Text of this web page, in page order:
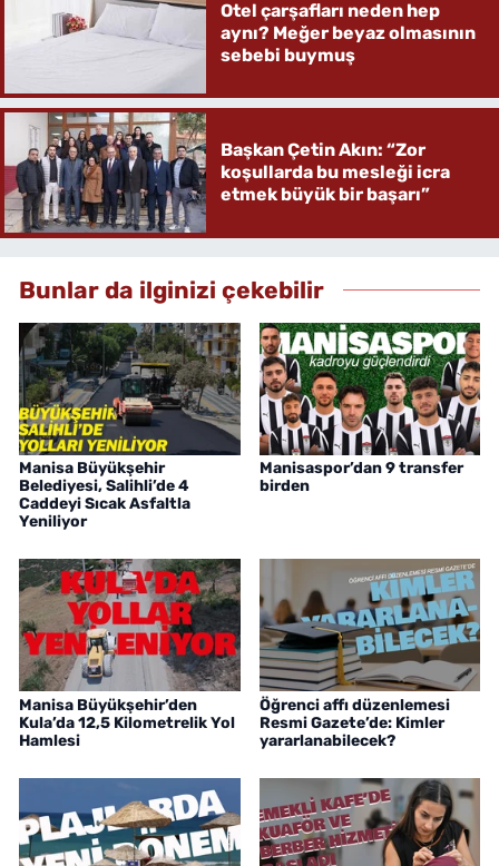
Otel çarşafları neden hep
aynı? Meğer beyaz olmasının
sebebi buymuş
Başkan Çetin Akın: “Zor
koşullarda bu mesleği icra
etmek büyük bir başarı”
Bunlar da ilginizi çekebilir
Manisa Büyükşehir
Belediyesi, Salihli’de 4
Caddeyi Sıcak Asfaltla
Yeniliyor
Manisaspor’dan 9 transfer
birden
Manisa Büyükşehir’den
Kula’da 12,5 Kilometrelik Yol
Hamlesi
Öğrenci affı düzenlemesi
Resmi Gazete’de: Kimler
yararlanabilecek?